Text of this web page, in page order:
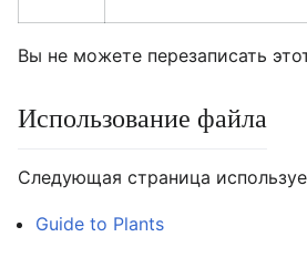
Вы не можете перезаписать
Использование файла
Следующая страница
Guide to Plants